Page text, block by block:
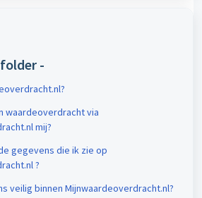
-
waardeoverdracht via
mij?
gegevens die ik zie op
?
veilig binnen Mijnwaardeoverdracht.nl?